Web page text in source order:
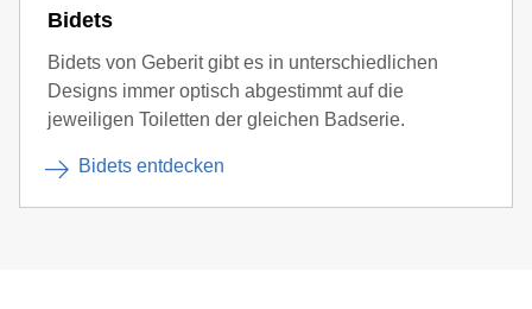
Bidets
Bidets von Geberit gibt es in unterschiedlichen
Designs immer optisch abgestimmt auf die
jeweiligen Toiletten der gleichen Badserie.
Bidets entdecken